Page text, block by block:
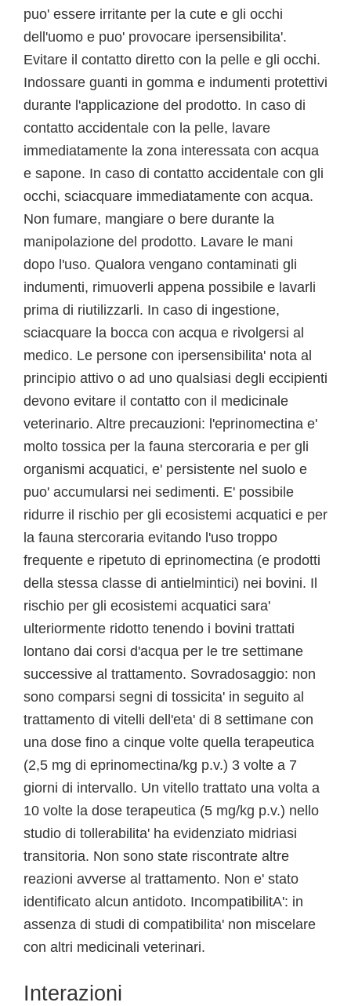
puo' essere irritante per la cute e gli occhi
dell'uomo e puo' provocare ipersensibilita'.
Evitare il contatto diretto con la pelle e gli occhi.
Indossare guanti in gomma e indumenti protettivi
durante l'applicazione del prodotto. In caso di
contatto accidentale con la pelle, lavare
immediatamente la zona interessata con acqua
e sapone. In caso di contatto accidentale con gli
occhi, sciacquare immediatamente con acqua.
Non fumare, mangiare o bere durante la
manipolazione del prodotto. Lavare le mani
dopo l'uso. Qualora vengano contaminati gli
indumenti, rimuoverli appena possibile e lavarli
prima di riutilizzarli. In caso di ingestione,
sciacquare la bocca con acqua e rivolgersi al
medico. Le persone con ipersensibilita' nota al
principio attivo o ad uno qualsiasi degli eccipienti
devono evitare il contatto con il medicinale
veterinario. Altre precauzioni: l'eprinomectina e'
molto tossica per la fauna stercoraria e per gli
organismi acquatici, e' persistente nel suolo e
puo' accumularsi nei sedimenti. E' possibile
ridurre il rischio per gli ecosistemi acquatici e per
la fauna stercoraria evitando l'uso troppo
frequente e ripetuto di eprinomectina (e prodotti
della stessa classe di antielmintici) nei bovini. Il
rischio per gli ecosistemi acquatici sara'
ulteriormente ridotto tenendo i bovini trattati
lontano dai corsi d'acqua per le tre settimane
successive al trattamento. Sovradosaggio: non
sono comparsi segni di tossicita' in seguito al
trattamento di vitelli dell'eta' di 8 settimane con
una dose fino a cinque volte quella terapeutica
(2,5 mg di eprinomectina/kg p.v.) 3 volte a 7
giorni di intervallo. Un vitello trattato una volta a
10 volte la dose terapeutica (5 mg/kg p.v.) nello
studio di tollerabilita' ha evidenziato midriasi
transitoria. Non sono state riscontrate altre
reazioni avverse al trattamento. Non e' stato
identificato alcun antidoto. IncompatibilitA': in
assenza di studi di compatibilita' non miscelare
con altri medicinali veterinari.
Interazioni